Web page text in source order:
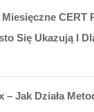
CERT
Się Ukazują I
– Jak Działa